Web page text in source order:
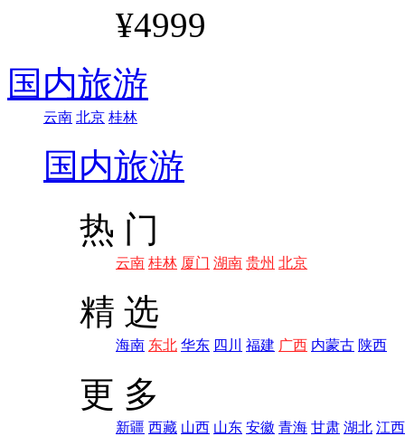
¥4999
国内旅游
云南 北京 桂林
国内旅游
热 门
云南 桂林 厦门 湖南 贵州 北京
精 选
海南 东北 华东 四川 福建 广西 内蒙古 陕西
更 多
新疆 西藏 山西 山东 安徽 青海 甘肃 湖北 江西